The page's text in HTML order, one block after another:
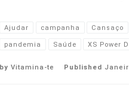
Ajudar campanha Cansaço
pandemia Saúde XS Power
by Vitamina-te Published